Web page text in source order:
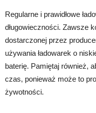
Regularne i prawidłowe
długowieczności. Zawsze
dostarczonej przez
używania ładowarek o
baterię. Pamiętaj również,
czas, ponieważ może to
żywotności.